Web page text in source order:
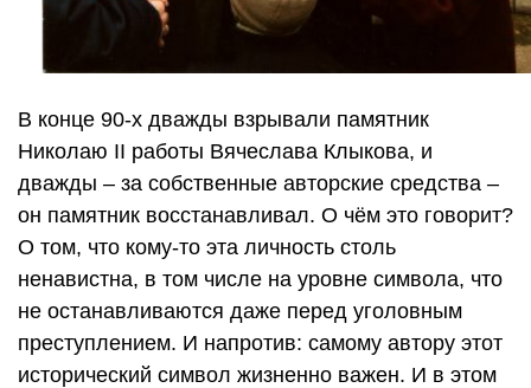
В конце 90-х дважды взрывали памятник
Николаю II работы Вячеслава Клыкова, и
дважды – за собственные авторские средства –
он памятник восстанавливал. О чём это говорит?
О том, что кому-то эта личность столь
ненавистна, в том числе на уровне символа, что
не останавливаются даже перед уголовным
преступлением. И напротив: самому автору этот
исторический символ жизненно важен. И в этом